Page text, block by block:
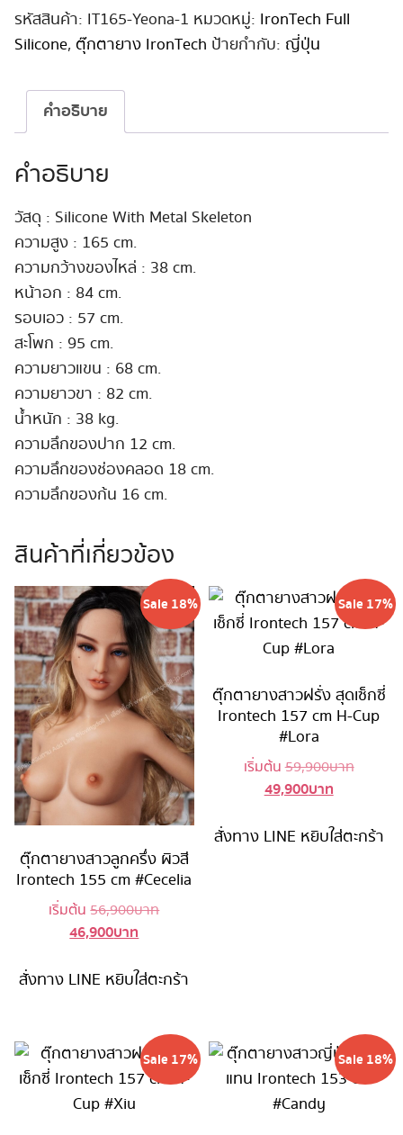
Full
Silicone
#Yeona
รหัสสินค้า: IT165-Yeona-1 หมวดหมู่: IronTech Full
Silicone, ตุ๊กตายาง IronTech ป้ายกำกับ: ญี่ปุ่น
คำอธิบาย
คำอธิบาย
วัสดุ : Silicone With Metal Skeleton
ความสูง : 165 cm.
ความกว้างของไหล่ : 38 cm.
หน้าอก : 84 cm.
รอบเอว : 57 cm.
สะโพก : 95 cm.
ความยาวแขน : 68 cm.
ความยาวขา : 82 cm.
น้ำหนัก : 38 kg.
ความลึกของปาก 12 cm.
ความลึกของช่องคลอด 18 cm.
ความลึกของก้น 16 cm.
สินค้าที่เกี่ยวข้อง
Sale 18%
ตุ๊กตายางสาวลูกครึ่ง ผิวสี
Irontech 155 cm #Cecelia
เริ่มต้น56,900บาทOriginal
56,900 บาท.
46,900บาท
is:
สั่งทาง LINE หยิบใส่ตะกร้า
Sale 17%
ตุ๊กตายางสาวฝรั่ง สุดเซ็กซี่
Irontech 157 cm H-Cup
#Lora
เริ่มต้น59,900บาทOriginal
59,900
49,900บาทCurrent
is:
สั่งทาง LINE หยิบใส่ตะกร้า
Sale 17% Sale 18%